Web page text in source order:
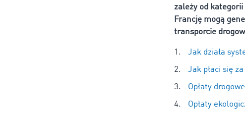
zależy od kategorii
Francję mogą
transporcie
Jak działa
Jak płaci się
Opłaty
Opłaty